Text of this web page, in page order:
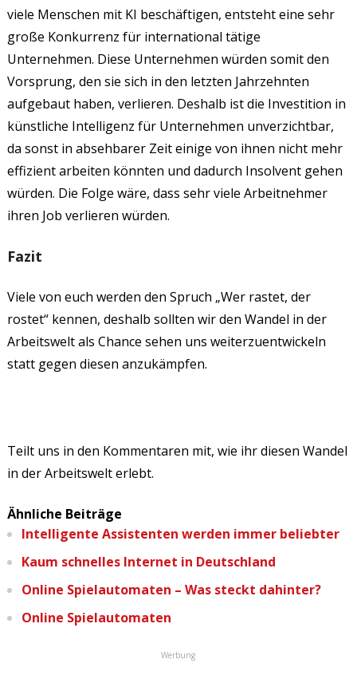
viele Menschen mit KI beschäftigen, entsteht eine sehr
große Konkurrenz für international tätige
Unternehmen. Diese Unternehmen würden somit den
Vorsprung, den sie sich in den letzten Jahrzehnten
aufgebaut haben, verlieren. Deshalb ist die Investition in
künstliche Intelligenz für Unternehmen unverzichtbar,
da sonst in absehbarer Zeit einige von ihnen nicht mehr
effizient arbeiten könnten und dadurch Insolvent gehen
würden. Die Folge wäre, dass sehr viele Arbeitnehmer
ihren Job verlieren würden.
Fazit
Viele von euch werden den Spruch „Wer rastet, der
rostet“ kennen, deshalb sollten wir den Wandel in der
Arbeitswelt als Chance sehen uns weiterzuentwickeln
statt gegen diesen anzukämpfen.
Teilt uns in den Kommentaren mit, wie ihr diesen Wandel
in der Arbeitswelt erlebt.
Ähnliche Beiträge
Intelligente Assistenten werden immer beliebter
Kaum schnelles Internet in Deutschland
Online Spielautomaten – Was steckt dahinter?
Online Spielautomaten
Werbung